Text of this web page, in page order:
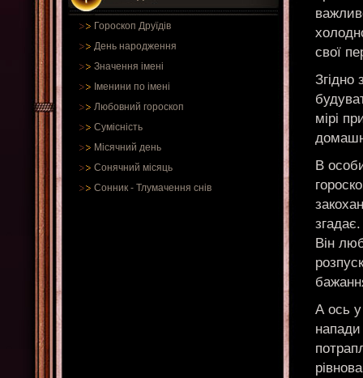
Гороскоп Друїдів
День народження
Значення імені
Іменини по імені
Любовний гороскоп
Сумісність
Місячний день
Сонячний місяць
Сонник - Тлумачення снів
свої
Згідно
мірі
В
Він
А ось
напади